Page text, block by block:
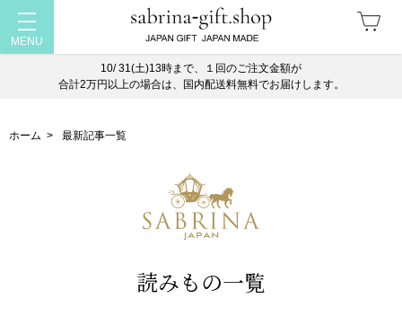
10/ 31(土)13時まで、１回のご注文金額が
合計2万円以上の場合は、国内配送料無料でお届けします。
ホーム > 最新記事一覧
読みもの一覧